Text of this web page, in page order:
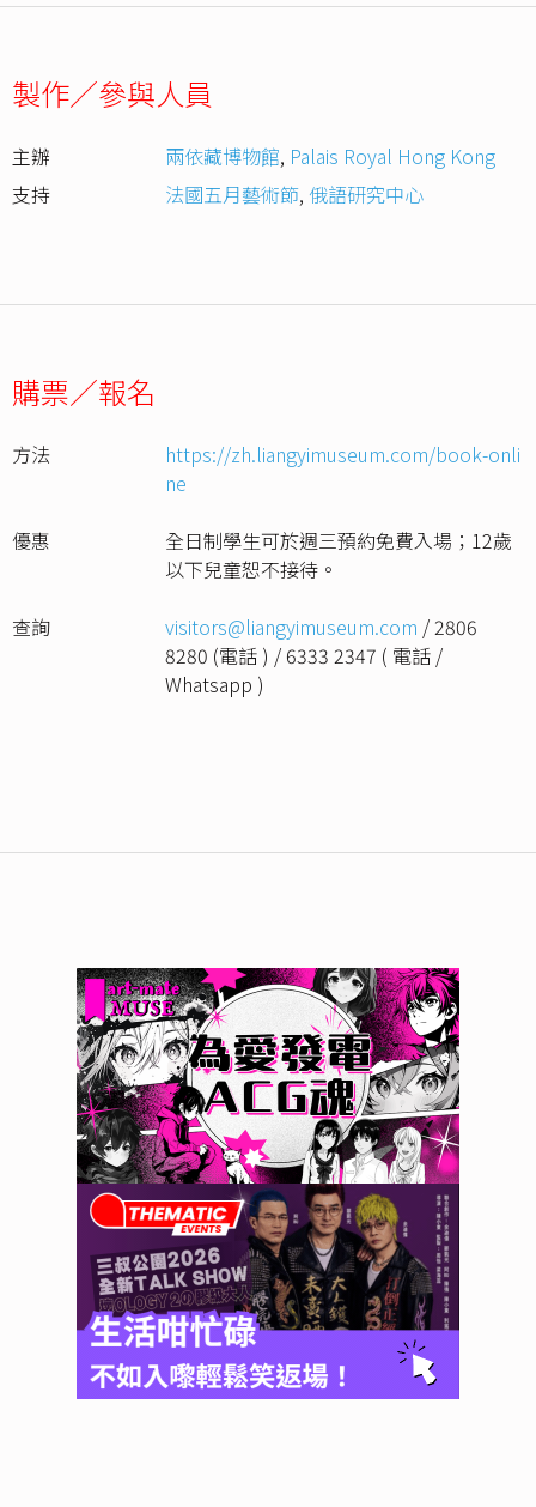
製作／參與人員
主辦 兩依藏博物館, Palais Royal Hong Kong
支持
法國五月藝術節, 俄語研究中心
購票／報名
方法
https://zh.liangyimuseum.com/book-onli
ne
優惠
全日制學生可於週三預約免費入場；12歲
以下兒童恕不接待。
查詢
visitors@liangyimuseum.com / 2806
8280 (電話 ) / 6333 2347 ( 電話 /
Whatsapp )